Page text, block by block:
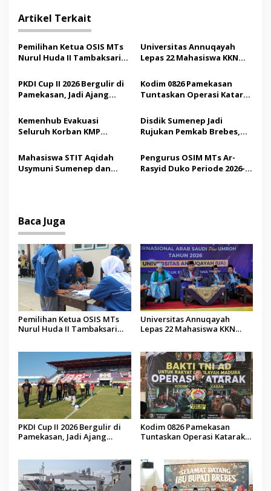
g
a
s
i
p
o
s
Artikel Terkait
Pemilihan Ketua OSIS MTs
Nurul Huda II Tambaksari
Demokrasi bagi Siswa
Universitas Annuqayah
Lepas 22 Mahasiswa KKN
Saudi
PKDI Cup II 2026 Bergulir di
Pamekasan, Jadi Ajang
Madura
Kodim 0826 Pamekasan
Tuntaskan Operasi Katarak
Tindakan Medis
Kemenhub Evakuasi
Seluruh Korban KMP
Operator Diaudit
Disdik Sumenep Jadi
Rujukan Pemkab Brebes,
Pendidikan Berbasis
Budaya
Mahasiswa STIT Aqidah
Usymuni Sumenep dan
Pengurus OSIM MTs Ar-
Rasyid Duko Periode 2026-
Baca Juga
Pemilihan Ketua OSIS MTs
Nurul Huda II Tambaksari
Universitas Annuqayah
Lepas 22 Mahasiswa KKN
PKDI Cup II 2026 Bergulir di
Pamekasan, Jadi Ajang
Kodim 0826 Pamekasan
Tuntaskan Operasi Katarak